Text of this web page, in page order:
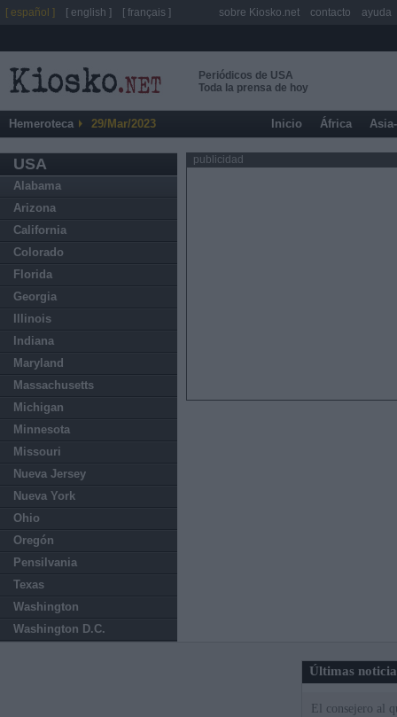
Periódicos de USA
Toda la prensa de hoy
Hemeroteca 29/Mar/2023 Inicio África
USA
Alabama
Arizona
California
Colorado
Florida
Georgia
Illinois
Indiana
Maryland
Massachusetts
Michigan
Minnesota
Missouri
Nueva Jersey
Nueva York
Ohio
Oregón
Pensilvania
Texas
Washington
Washington D.C.
publicidad
Últimas
El consejero al
[ español ] [ english ] [ français ] sobre Kiosko.net contacto ayuda